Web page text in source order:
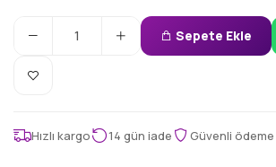
Sepete Ekle
Hızlı kargo 14 gün iade Güvenli ödeme